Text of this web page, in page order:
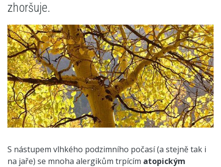
zhoršuje.
S nástupem vlhkého podzimního počasí (a stejně tak i
na jaře) se mnoha alergikům trpícím atopickým